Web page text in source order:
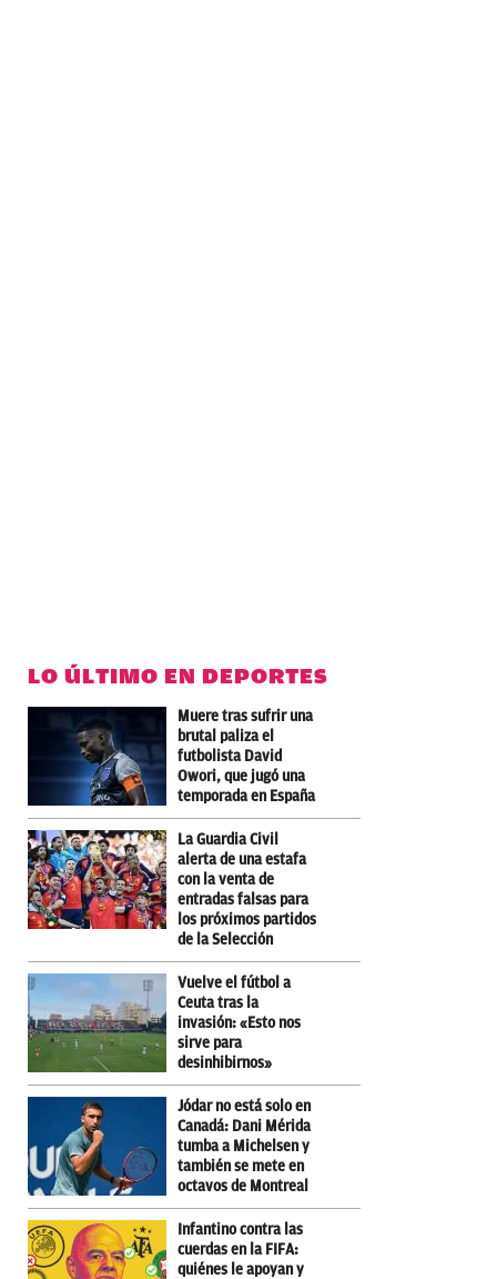
LO ÚLTIMO EN DEPORTES
Muere tras sufrir una
brutal paliza el
futbolista David
Owori, que jugó una
temporada en España
La Guardia Civil
alerta de una estafa
con la venta de
entradas falsas para
los próximos partidos
de la Selección
Vuelve el fútbol a
Ceuta tras la
invasión: «Esto nos
sirve para
desinhibirnos»
Jódar no está solo en
Canadá: Dani Mérida
tumba a Michelsen y
también se mete en
octavos de Montreal
Infantino contra las
cuerdas en la FIFA:
quiénes le apoyan y